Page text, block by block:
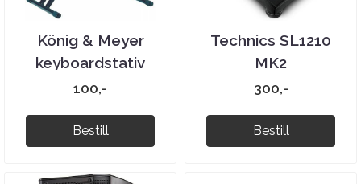
König & Meyer
keyboardstativ
100,-
Bestill
Technics SL1210
MK2
300,-
Bestill